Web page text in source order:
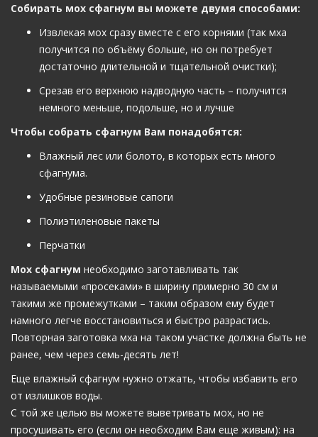
Собирать мох сфагнум вы можете двумя способами:
Извлекая мох сразу вместе с его корнями (так мха
получится по объёму больше, но он потребует
достаточно длительной и тщательной очистки);
Срезав его верхнюю надводную часть – получится
немного меньше, подольше, но и лучше
Чтобы собрать сфагнум Вам понадобятся:
Влажный лес или болото, в которых есть много
сфагнума.
Удобные резиновые сапоги
Полиэтиленовые пакеты
Перчатки
Мох сфагнум необходимо заготавливать так
называемыми «просеками» в ширину примерно 30 см и
такими же промежутками – таким образом ему будет
намного легче восстановиться и быстро разрастись.
Повторная заготовка мха на таком участке должна быть не
ранее, чем через семь-десять лет!
Еще влажный сфагнум нужно отжать, чтобы избавить его
от излишков воды.
С той же целью вы можете выветривать мох, но не
просушивать его (если он необходим Вам еще живым): на